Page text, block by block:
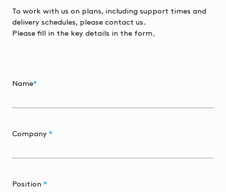
To work with us on plans, including support times and
delivery schedules, please contact us.
Please fill in the key details in the form。
Name*
Company *
Position *